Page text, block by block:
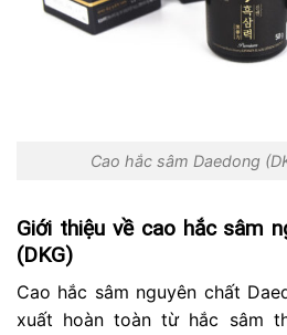
Cao hắc sâm Daedong
Giới thiệu về cao hắc sâm
(DKG)
Cao hắc sâm nguyên chất
xuất hoàn toàn từ hắc sâm